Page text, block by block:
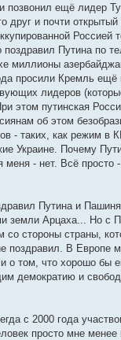
ещё лидер
друг и почти
Россией
поздравил Путина по
миллионы
просили Кремль
лидеров
этом путинская
об этом
- таких, как режим
Украине. Почему
меня - нет. Всё
Путина и
земли Арцаха... Но с
стороны страны,
В Европе
о том, что хорошо бы
демократию и
с 2000 года
просто мне менее